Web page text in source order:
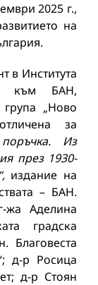
2025 г.,
на
в Института
към БАН,
група „Ново
за
поръчка. Из
през1930-
издание на
– БАН.
жа Аделина
градска
Благовеста
д-р Росица
д-р Стоян